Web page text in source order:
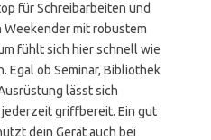
für Schreibarbeiten und
Weekender mit robustem
fühlt sich hier schnell wie
Egal ob Seminar, Bibliothek
lässt sich
griffbereit. Ein gut
dein Gerät auch bei